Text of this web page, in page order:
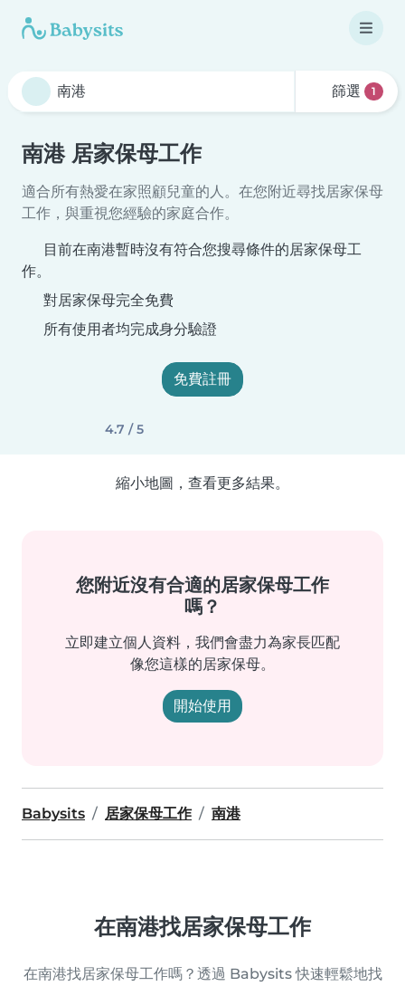
篩選 1
南港 居家保母工作
適合所有熱愛在家照顧兒童的人。在您附近尋找居家保母
工作，與重視您經驗的家庭合作。
目前在南港暫時沒有符合您搜尋條件的居家保母工
作。
對居家保母完全免費
所有使用者均完成身分驗證
免費註冊
4.7 / 5
縮小地圖，查看更多結果。
您附近沒有合適的居家保母工作
嗎？
立即建立個人資料，我們會盡力為家長匹配
像您這樣的居家保母。
開始使用
Babysits 居家保母工作 南港
在南港找居家保母工作
在南港找居家保母工作嗎？透過 Babysits 快速輕鬆地找